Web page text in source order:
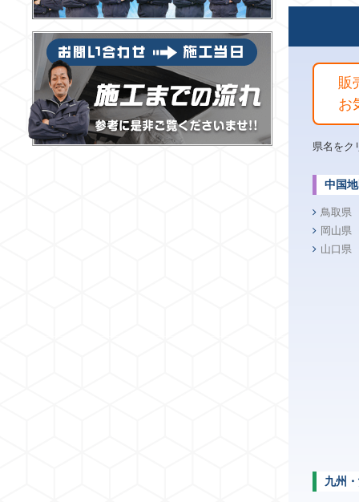
販
お
県名をク
中国
鳥取県
岡山県
山口県
九州